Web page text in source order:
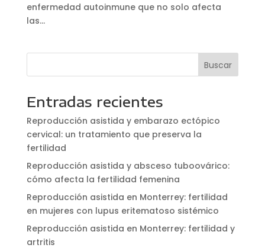
enfermedad autoinmune que no solo afecta
las...
Entradas recientes
Reproducción asistida y embarazo ectópico
cervical: un tratamiento que preserva la
fertilidad
Reproducción asistida y absceso tuboovárico:
cómo afecta la fertilidad femenina
Reproducción asistida en Monterrey: fertilidad
en mujeres con lupus eritematoso sistémico
Reproducción asistida en Monterrey: fertilidad y
artritis